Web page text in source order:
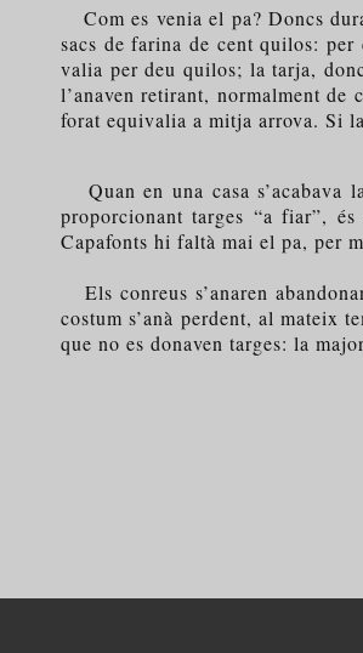
Com es venia el pa? Doncs
sacs de farina de cent quilos: per
valia per deu quilos; la tarja,
l’anaven retirant, normalment
forat equivalia a mitja arrova. Si
Quan en una casa s’acabava
proporcionant targes “a fiar”,
Capafonts hi faltà mai el pa, per
Els conreus s’anaren
costum s’anà perdent, al mateix
que no es donaven targes: la